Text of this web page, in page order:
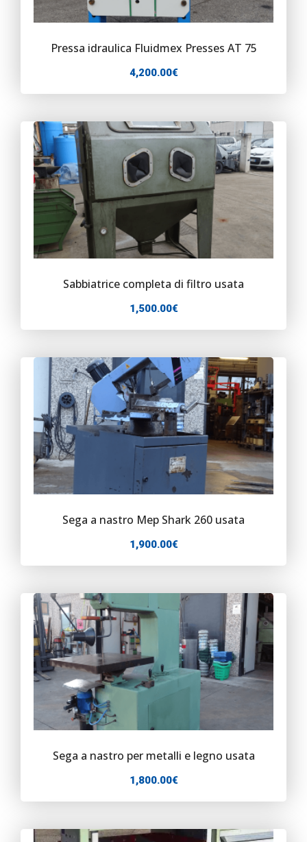
Pressa idraulica Fluidmex Presses AT 75
4,200.00€
Sabbiatrice completa di filtro usata
1,500.00€
Sega a nastro Mep Shark 260 usata
1,900.00€
Sega a nastro per metalli e legno usata
1,800.00€